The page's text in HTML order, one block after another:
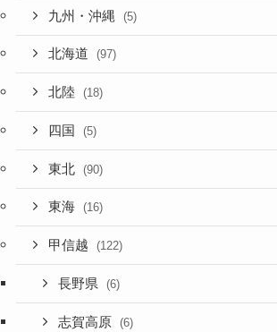
九州・沖縄 (5)
北海道 (97)
北陸 (18)
四国 (5)
東北 (90)
東海 (16)
甲信越 (122)
長野県 (6)
志賀高原 (6)